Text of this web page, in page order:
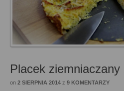
Placek ziemniaczany
on 2 SIERPNIA 2014 z 9 KOMENTARZY